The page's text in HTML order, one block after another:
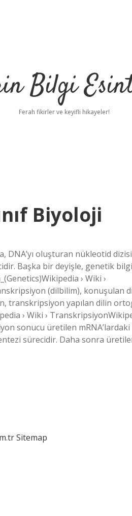
Bilgi
Ferah fikirler ve keyifli hikayeler!
Biyoloji
DNA’yı oluşturan nükleotid
Başka bir deyişle, genetik
› Wiki ›
(dilbilim), konuşulan
transkripsiyon yapılan dilin
› Wiki ›
sonucu üretilen
sürecidir. Daha sonra
Sitemap